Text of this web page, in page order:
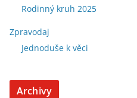
Rodinný kruh 2025
Zpravodaj
Jednoduše k věci
Archivy